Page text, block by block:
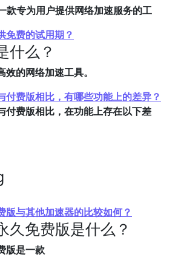
款专为用户提供网络加速服务的工
免费的试用期？
什么？
的网络加速工具。
付费版相比，有哪些功能上的差异？
付费版相比，在功能上存在以下差
版与其他加速器的比较如何？
久免费版是什么？
版是一款